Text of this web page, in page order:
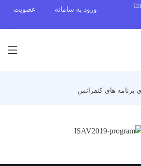
ورود به سامانه عضویت
برنامه های کنفرانس